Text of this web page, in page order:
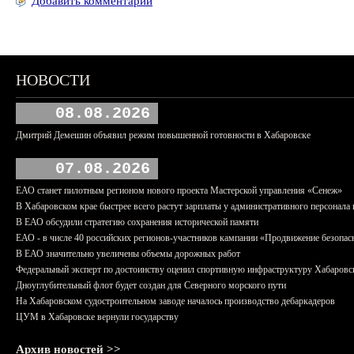
НОВОСТИ
08.08.2026
Дмитрий Демешин объявил режим повышенной готовности в Хабаровске
07.08.2026
ЕАО станет пилотным регионом нового проекта Мастерской управления «Сенеж»
В Хабаровском крае быстрее всего растут зарплаты у административного персонала
В ЕАО обсудили стратегию сохранения исторической памяти
ЕАО - в числе 40 российских регионов-участников кампании «Продвижение
В ЕАО значительно увеличены объемы дорожных работ
Федеральный эксперт по достоинству оценил спортивную инфраструктуру
Дноуглубительный флот будет создан для Северного морского пути
На Хабаровском судостроительном заводе началось производство дебаркадеров
ЦУМ в Хабаровске вернули государству
Архив новостей >>